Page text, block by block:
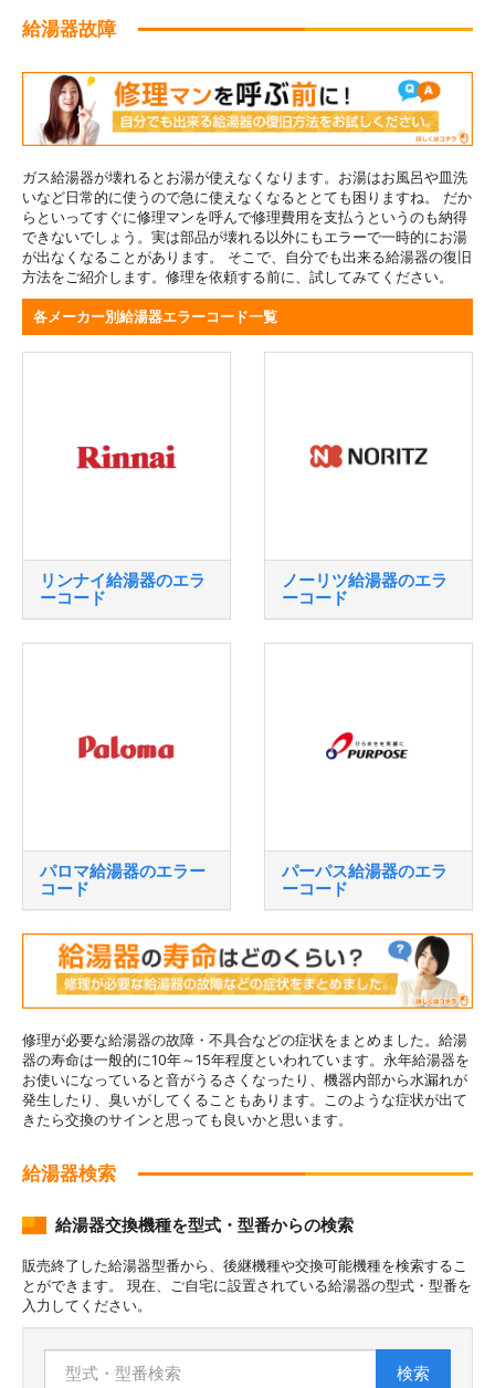
給湯器故障
ガス給湯器が壊れるとお湯が使えなくなります。お湯はお風呂や皿洗
いなど日常的に使うので急に使えなくなるととても困りますね。 だか
らといってすぐに修理マンを呼んで修理費用を支払うというのも納得
できないでしょう。実は部品が壊れる以外にもエラーで一時的にお湯
が出なくなることがあります。 そこで、自分でも出来る給湯器の復旧
方法をご紹介します。修理を依頼する前に、試してみてください。
各メーカー別給湯器エラーコード一覧
リンナイ給湯器のエラ
ーコード
ノーリツ給湯器のエラ
ーコード
パロマ給湯器のエラー
コード
パーパス給湯器のエラ
ーコード
修理が必要な給湯器の故障・不具合などの症状をまとめました。給湯
器の寿命は一般的に10年～15年程度といわれています。永年給湯器を
お使いになっていると音がうるさくなったり、機器内部から水漏れが
発生したり、臭いがしてくることもあります。このような症状が出て
きたら交換のサインと思っても良いかと思います。
給湯器検索
給湯器交換機種を型式・型番からの検索
販売終了した給湯器型番から、後継機種や交換可能機種を検索するこ
とができます。 現在、ご自宅に設置されている給湯器の型式・型番を
入力してください。
検索